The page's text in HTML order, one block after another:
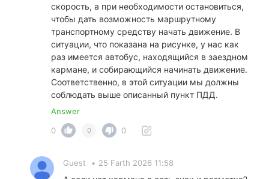
скорость, а при необходимости остановиться,
чтобы дать возможность маршрутному
транспортному средству начать движение. В
ситуации, что показана на рисунке, у нас как
раз имеется автобус, находящийся в заездном
кармане, и собирающийся начинать движение.
Соответственно, в этой ситуации мы должны
соблюдать выше описанный пункт ПДД.
Answer
0
0 0
Guest • 25 Farth 2026 11:58